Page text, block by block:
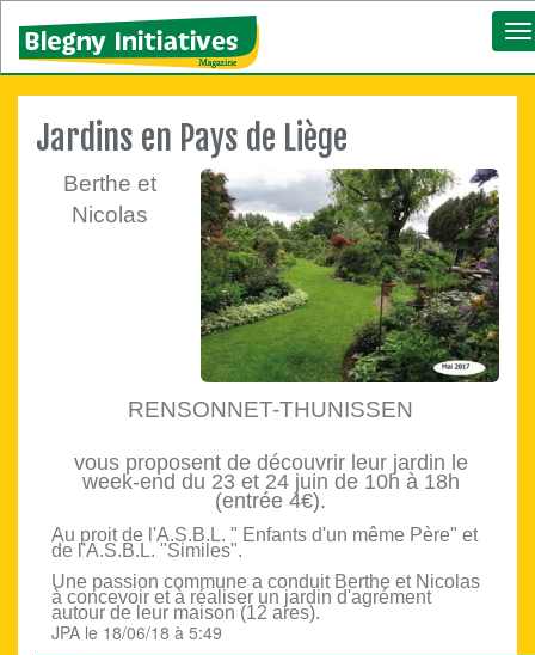
Jardins en Pays de Liège
Berthe et
Nicolas
RENSONNET-THUNISSEN
vous proposent de découvrir leur jardin le
week-end du 23 et 24 juin de 10h à 18h
(entrée 4€).
Au proit de l'A.S.B.L. " Enfants d'un même Père" et
de l'A.S.B.L. "Similes".
Une passion commune a conduit Berthe et Nicolas
à concevoir et à réaliser un jardin d'agrément
autour de leur maison (12 ares).
JPA le 18/06/18 à 5:49